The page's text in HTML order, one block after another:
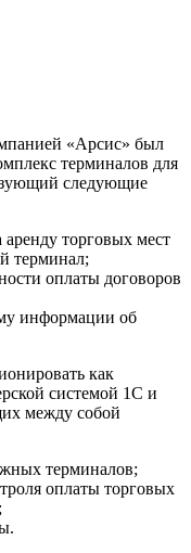
«Арсис» был
терминалов для
следующие
аренду торговых мест
терминал;
оплаты договоров
информации об
как
системой 1C и
между собой
терминалов;
оплаты торговых